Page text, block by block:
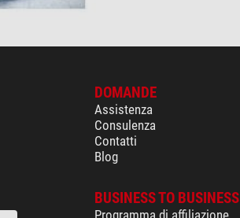
DOMANDE
Assistenza
Consulenza
Contatti
Blog
BUSINESS TO BUSINESS
Programma di affiliazione